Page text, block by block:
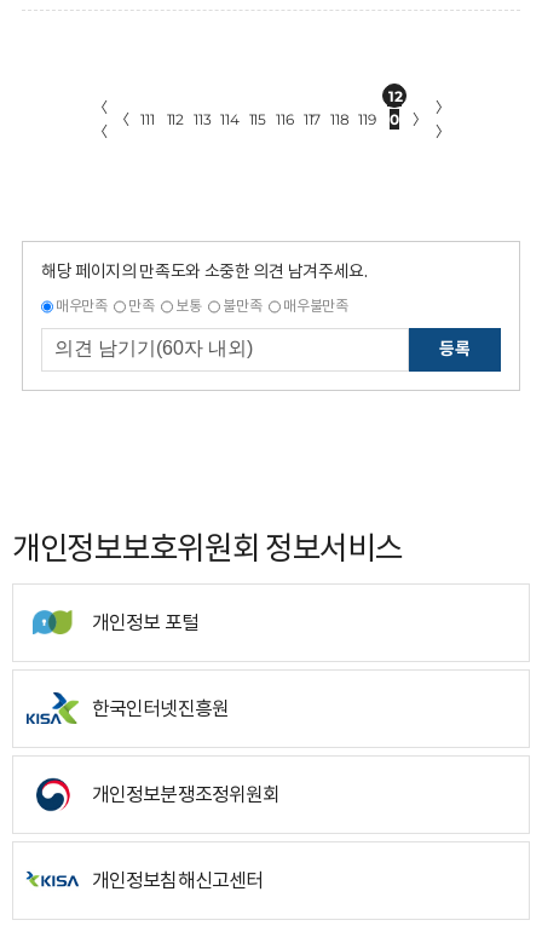
〈
〈
〈 111 112 113 114 115 116 117 118 119
12
0
〉
〉
〉
해당 페이지의 만족도와 소중한 의견 남겨주세요.
매우만족 만족 보통 불만족 매우불만족
등록
개인정보보호위원회 정보서비스
개인정보 포털
한국인터넷진흥원
개인정보분쟁조정위원회
개인정보침해신고센터